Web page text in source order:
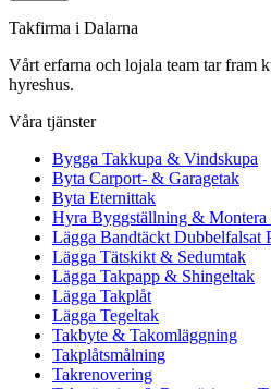
Takfirma i Dalarna
Vårt erfarna och lojala team tar fram
hyreshus.
Våra tjänster
Bygga Takkupa & Vindskupa
Byta Carport- & Garagetak
Byta Eternittak
Hyra Byggställning & Montera
Lägga Bandtäckt Dubbelfalsat
Lägga Tätskikt & Sedumtak
Lägga Takpapp & Shingeltak
Lägga Takplåt
Lägga Tegeltak
Takbyte & Takomläggning
Takplåtsmålning
Takrenovering